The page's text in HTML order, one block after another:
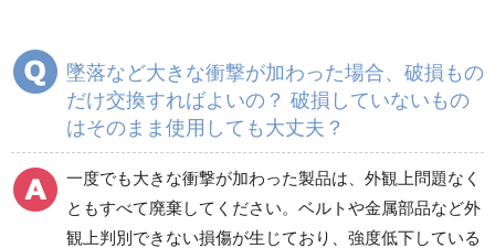
墜落など大きな衝撃が加わった場合、破損もの
だけ交換すればよいの？ 破損していないもの
はそのまま使用しても大丈夫？
一度でも大きな衝撃が加わった製品は、外観上問題なく
ともすべて廃棄してください。ベルトや金属部品など外
観上判別できない損傷が生じており、強度低下している